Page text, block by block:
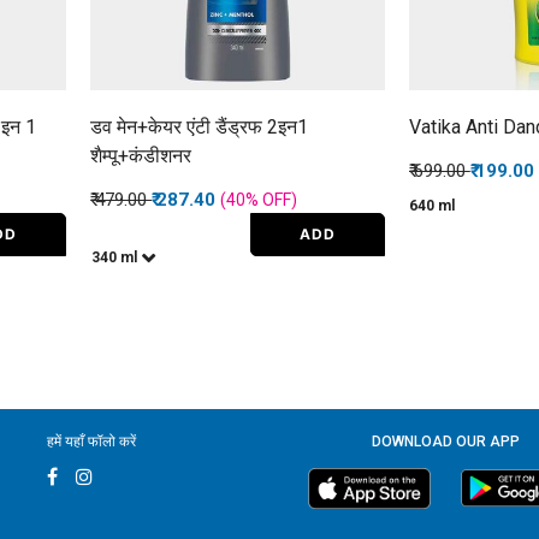
1
डव मेन+केयर एंटी डैंड्रफ 2इन1
शैम्पू+कंडीशनर
Price reduced from
₹ 479.00to
₹ 287.40(40%OFF)
340 ml
ADD
Vatika Anti
Price reduced
₹ 699.00to
₹ 199.00
640 ml
हमें यहाँ फॉलो करें DOWNLOAD OUR APP